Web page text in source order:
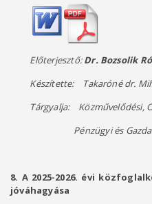
Előterjesztő:Dr. Bozsolik
Készítette: Takaróné dr.
Tárgyalja: Közművelődési,
Pénzügyi és
8. A 2025-2026. évi
jóváhagyása